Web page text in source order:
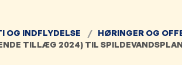
OG INDFLYDELSE HØRINGER OG
TILLÆG 2024) TIL